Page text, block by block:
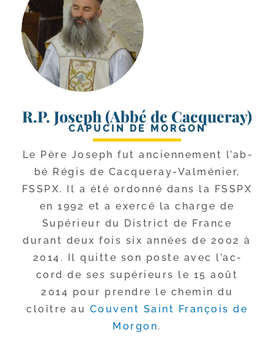
R.P. Joseph (Abbé de Cacqueray)
CAPUCIN DE MORGON
Le Père Joseph fut ancien­ne­ment l’ab­
bé Régis de Cacqueray-​Valménier,
FSSPX. Il a été ordon­né dans la FSSPX
en 1992 et a exer­cé la charge de
Supérieur du District de France
durant deux fois six années de 2002 à
2014. Il quitte son poste avec l’ac­
cord de ses supé­rieurs le 15 août
2014 pour prendre le che­min du
cloître au Couvent Saint François de
Morgon.